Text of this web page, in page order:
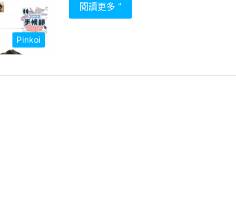
Pinkoi
閱讀更多 ”